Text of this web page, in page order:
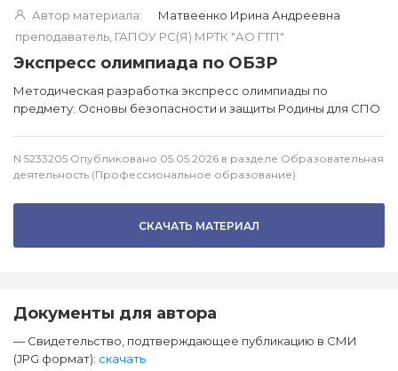
Автор материала:
Матвеенко Ирина Андреевна
преподаватель, ГАПОУ РС(Я) МРТК "АО ГТП"
Экспресс олимпиада по ОБЗР
Методическая разработка экспресс олимпиады по
предмету: Основы безопасности и защиты Родины для СПО
N 5233205 Опубликовано 05.05.2026 в разделе Образовательная
деятельность (Профессиональное образование)
СКАЧАТЬ МАТЕРИАЛ
Документы для автора
— Свидетельство, подтверждающее публикацию в СМИ
(JPG формат): скачать